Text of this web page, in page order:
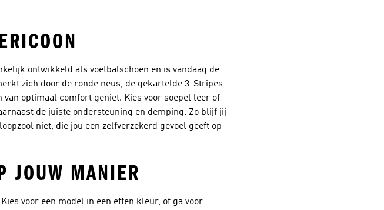
ontwikkeld als voetbalschoen en is vandaag de
zich door de ronde neus, de gekartelde 3-Stripes
van optimaal comfort geniet. Kies voor soepel leer of
de juiste ondersteuning en demping. Zo blijf jij
niet, die jou een zelfverzekerd gevoel geeft op
JOUW MANIER
voor een model in een effen kleur, of ga voor